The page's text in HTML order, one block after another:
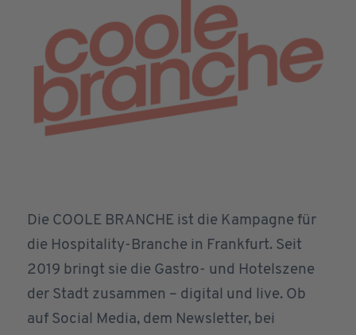
Die COOLE BRANCHE ist die Kampagne für
die Hospitality-Branche in Frankfurt. Seit
2019 bringt sie die Gastro- und Hotelszene
der Stadt zusammen – digital und live. Ob
auf Social Media, dem Newsletter, bei